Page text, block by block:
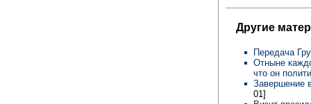
Другие
Передача
Отныне
что он
Завершение
01]